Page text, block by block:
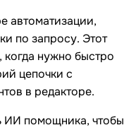
автоматизации,
по запросу. Этот
когда нужно быстро
цепочки с
в редакторе.
ИИ помощника, чтобы